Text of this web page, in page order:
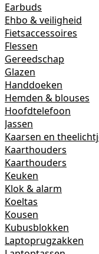
Earbuds
Ehbo & veiligheid
Fietsaccessoires
Flessen
Gereedschap
Glazen
Handdoeken
Hemden & blouses
Hoofdtelefoon
Jassen
Kaarsen en
Kaarthouders
Kaarthouders
Keuken
Klok & alarm
Koeltas
Kousen
Kubusblokken
Laptoprugzakken